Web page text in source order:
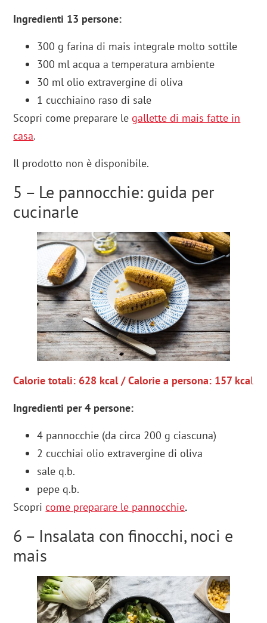
Ingredienti 13 persone:
300 g farina di mais integrale molto sottile
300 ml acqua a temperatura ambiente
30 ml olio extravergine di oliva
1 cucchiaino raso di sale
Scopri come preparare legallette di mais fatte in
casa.
Il prodotto non è disponibile.
5 – Le pannocchie: guida per
cucinarle
Calorie totali: 628 kcal / Calorie a persona: 157 kcal
Ingredienti per 4 persone:
4 pannocchie (da circa 200 g ciascuna)
2 cucchiai olio extravergine di oliva
sale q.b.
pepe q.b.
Scopricome preparare le pannocchie.
6 – Insalata con finocchi, noci e
mais